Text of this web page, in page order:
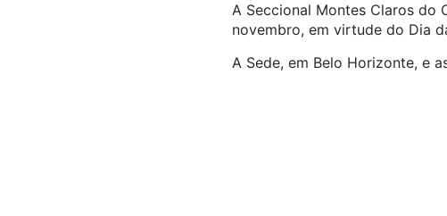
A Seccional Montes Claros do
novembro, em virtude do Dia
A Sede, em Belo Horizonte, e